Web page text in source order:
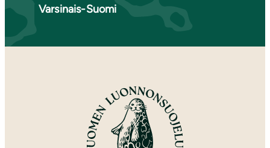
Varsinais-Suomi